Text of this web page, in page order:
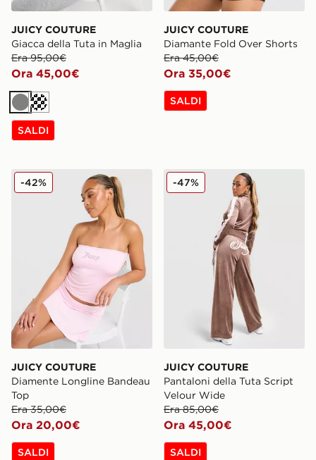
JUICY COUTURE
Giacca della Tuta in Maglia
Era 95,00€
Ora 45,00€
GrigioCrema
SALDI
JUICY COUTURE
Diamante Fold Over Shorts
Era 45,00€
Ora 35,00€
SALDI
JUICY COUTURE Diamente Longline Bandeau Top
JUICY COUTURE
Diamente Longline Bandeau
Top
Era 35,00€
Ora 20,00€
-42%
SALDI
JUICY COUTURE
JUICY COUTURE
Pantaloni della Tuta Script
Velour Wide
Era 85,00€
Ora 45,00€
-47%
SALDI